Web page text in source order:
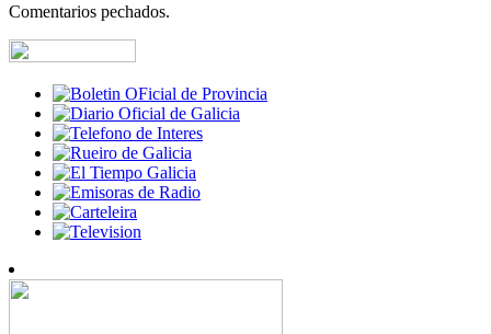
Comentarios pechados.